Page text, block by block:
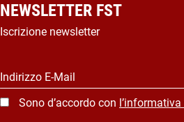
NEWSLETTER FST
Iscrizione newsletter
Indirizzo E-Mail
Sono d’accordo con